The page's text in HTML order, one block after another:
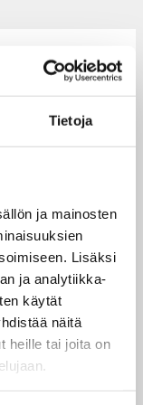
Tietoja
ja mainosten
Lisäksi
ja analytiikka-
käytät
näitä
heille tai joita on